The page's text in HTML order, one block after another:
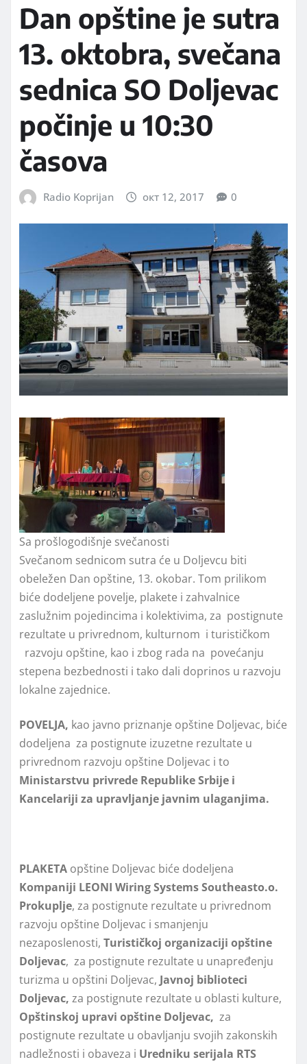
Dan opštine je sutra
13. oktobra, svečana
sednica SO Doljevac
počinje u 10:30
časova
Radio Koprijan окт 12, 2017 0
Sa prošlogodišnje svečanosti
Svečanom sednicom sutra će u Doljevcu biti
obeležen Dan opštine, 13. okobar. Tom prilikom
biće dodeljene povelje, plakete i zahvalnice
zaslužnim pojedincima i kolektivima, za postignute
rezultate u privrednom, kulturnom i turističkom
razvoju opštine, kao i zbog rada na povećanju
stepena bezbednosti i tako dali doprinos u razvoju
lokalne zajednice.
POVELJA, kao javno priznanje opštine Dolјevac, biće
dodeljena za postignute izuzetne rezultate u
privrednom razvoju opštine Dolјevac i to
Ministarstvu privrede Republike Srbije i
Kancelariji za upravlјanje javnim ulaganjima.
PLAKETA opštine Doljevac biće dodeljena
Kompaniji LEONI Wiring Systems Southeasto.o.
Prokuplјe, za postignute rezultate u privrednom
razvoju opštine Dolјevac i smanjenju
nezaposlenosti, Turističkoj organizaciji opštine
Dolјevac, za postignute rezultate u unapređenju
turizma u opštini Dolјevac, Javnoj biblioteci
Dolјevac, za postignute rezultate u oblasti kulture,
Opštinskoj upravi opštine Dolјevac, za
postignute rezultate u obavlјanju svojih zakonskih
nadležnosti i obaveza i Uredniku serijala RTS